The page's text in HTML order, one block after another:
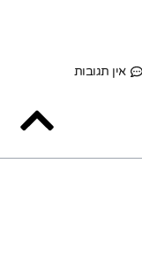
אין תגובות